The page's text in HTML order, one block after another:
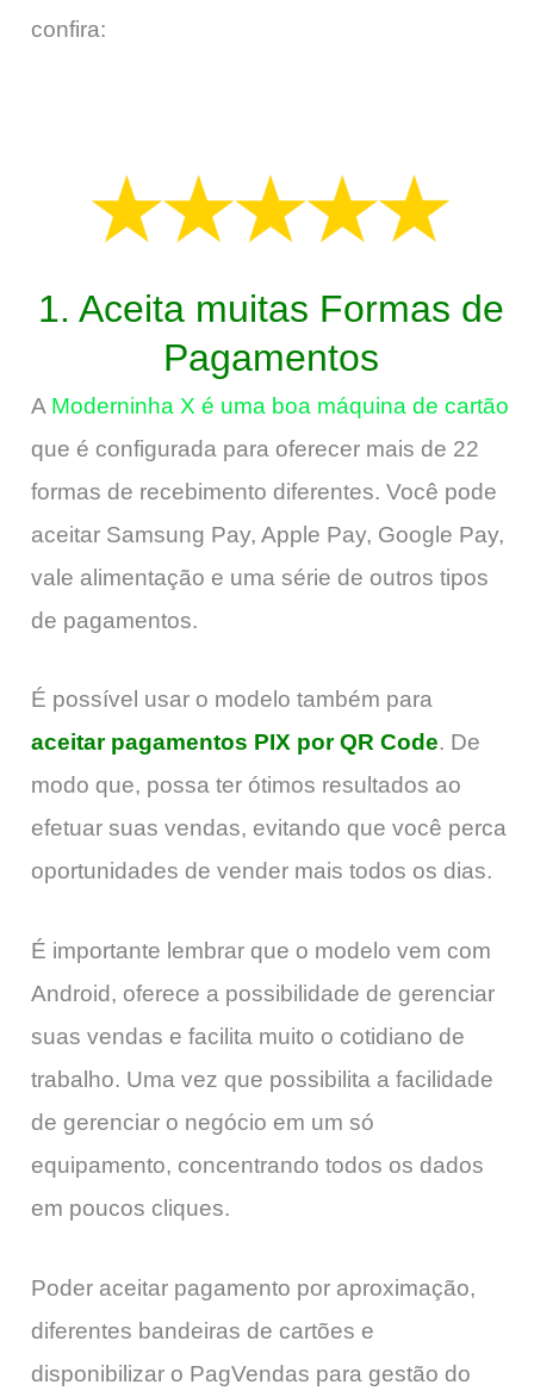
confira:
1. Aceita muitas Formas de
Pagamentos
A Moderninha X é uma boa máquina de cartão
que é configurada para oferecer mais de 22
formas de recebimento diferentes. Você pode
aceitar Samsung Pay, Apple Pay, Google Pay,
vale alimentação e uma série de outros tipos
de pagamentos.
É possível usar o modelo também para
aceitar pagamentos PIX por QR Code. De
modo que, possa ter ótimos resultados ao
efetuar suas vendas, evitando que você perca
oportunidades de vender mais todos os dias.
É importante lembrar que o modelo vem com
Android, oferece a possibilidade de gerenciar
suas vendas e facilita muito o cotidiano de
trabalho. Uma vez que possibilita a facilidade
de gerenciar o negócio em um só
equipamento, concentrando todos os dados
em poucos cliques.
Poder aceitar pagamento por aproximação,
diferentes bandeiras de cartões e
disponibilizar o PagVendas para gestão do